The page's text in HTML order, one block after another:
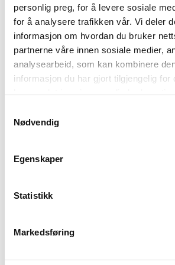
personlig preg, for å levere sosiale
for å analysere trafikken vår. Vi deler
informasjon om hvordan du bruker
partnerne våre innen sosiale medier,
analysearbeid, som kan kombinere
informasjon du har gjort tilgjengelig for
har samlet inn gjennom din bruk av
Nødvendig
Egenskaper
Statistikk
Markedsføring
opptøyer
til
i
Kasakhstan"